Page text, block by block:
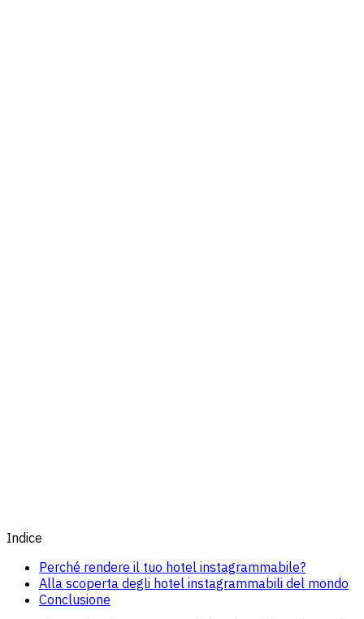
Indice
Perché rendere il tuo hotel instagrammabile?
Alla scoperta degli hotel instagrammabili del mondo
Conclusione